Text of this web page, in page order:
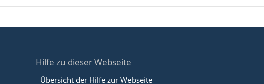
Hilfe zu dieser Webseite
Übersicht der Hilfe zur Webseite